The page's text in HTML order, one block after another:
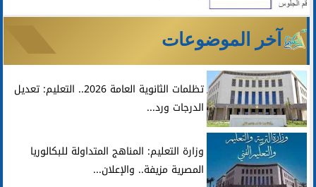
آخر الموضوعات
تظلمات الثانوية العامة 2026.. التعليم: تعديل
الدرجات ورد...
وزارة التعليم: المناهج المتداولة للبكالوريا
المصرية مزيفة.. والإعلان...